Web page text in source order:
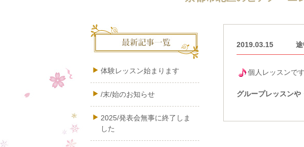
2019.03.15 途
個人レッスンです
グループレッスン
体験レッスン始まります
/末/始のお知らせ
2025/発表会無事に終了しま
した